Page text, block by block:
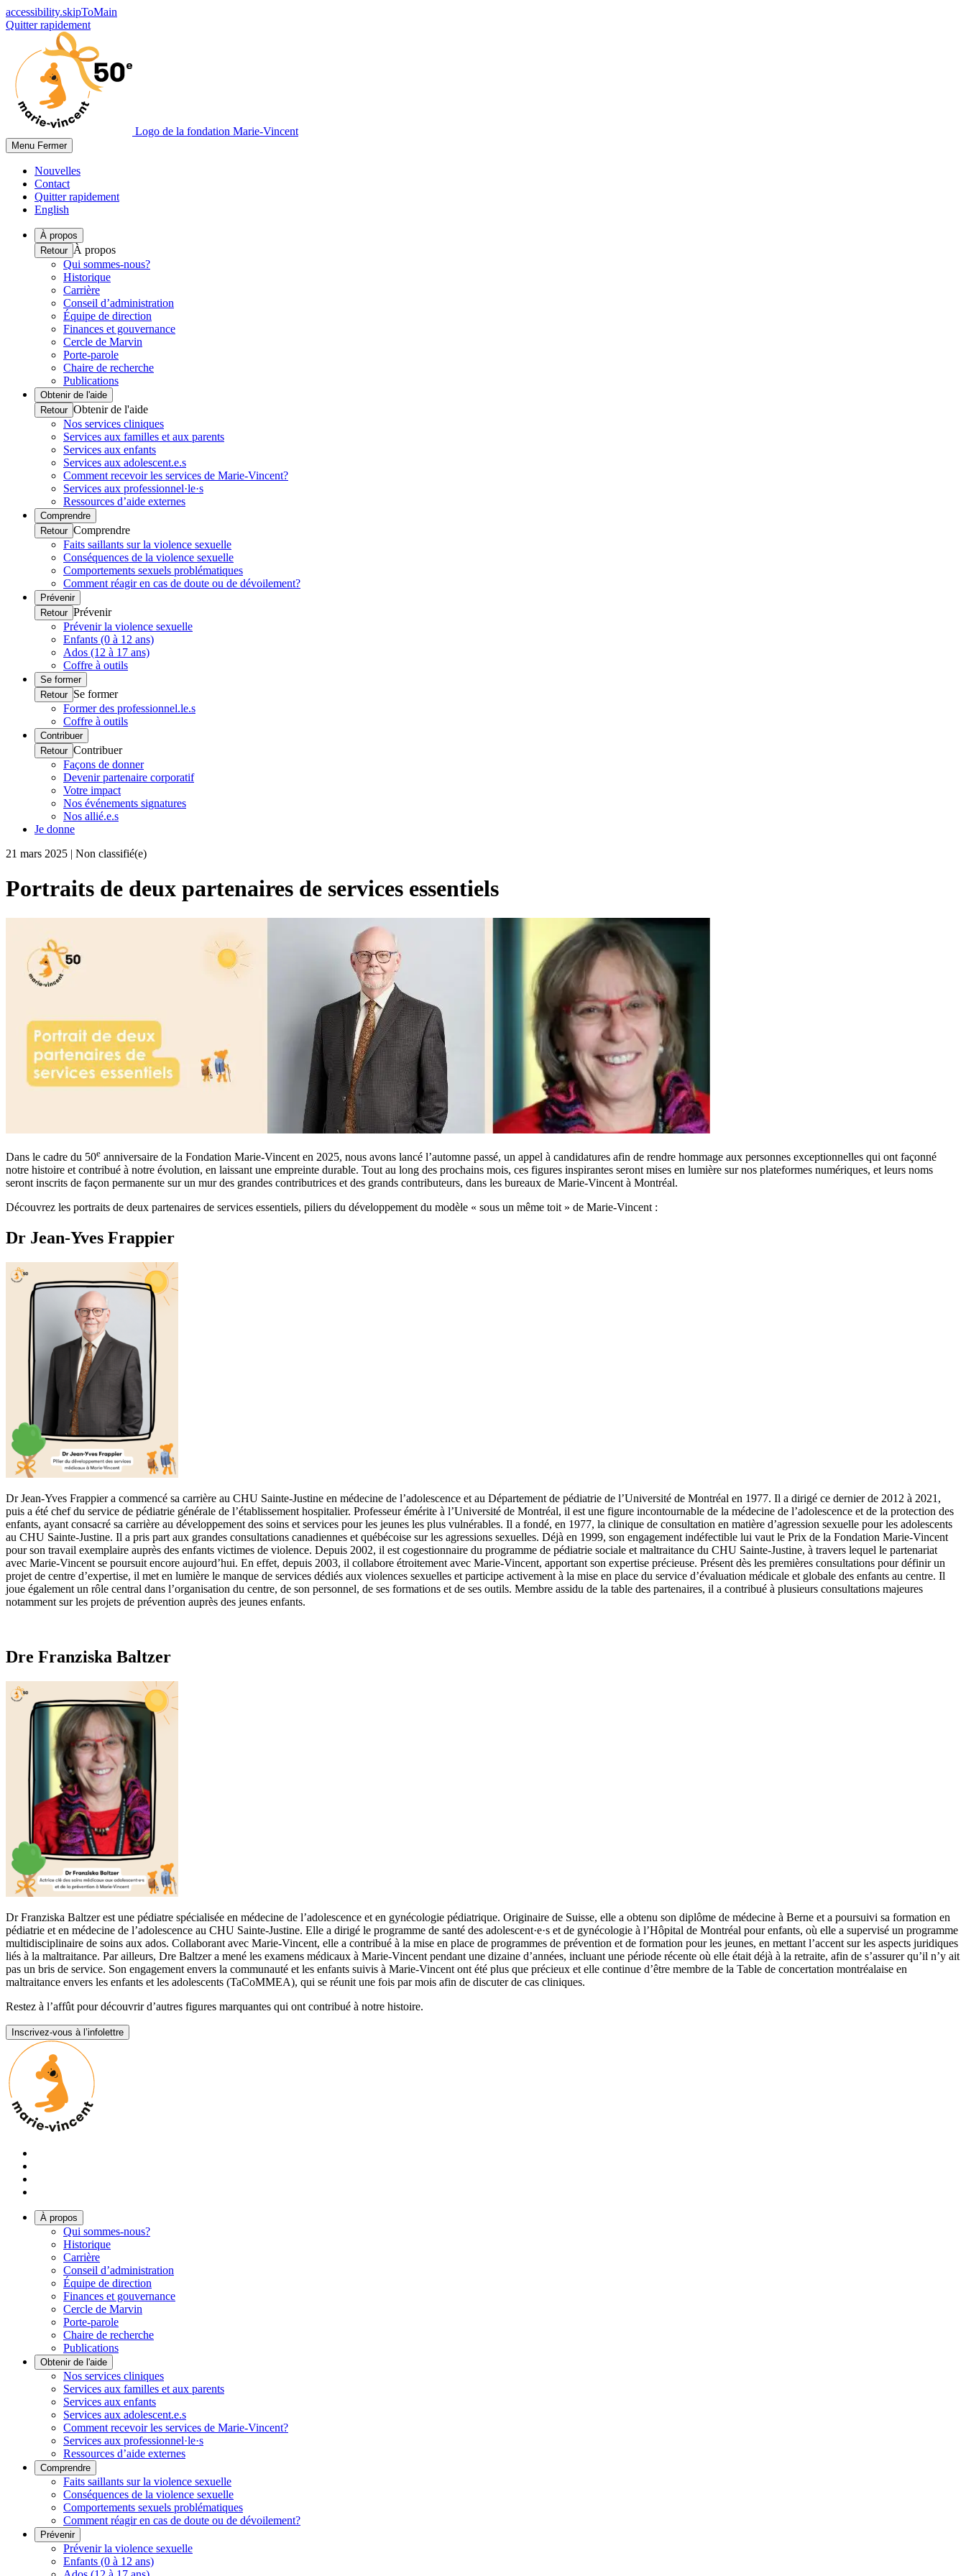
accessibility.skipToMain
Quitter rapidement
Logo de la fondation Marie-Vincent
Menu Fermer
Nouvelles
Contact
Quitter rapidement
English
À propos
Retour À propos
Qui sommes-nous?
Historique
Carrière
Conseil d’administration
Équipe de direction
Finances et gouvernance
Cercle de Marvin
Porte-parole
Chaire de recherche
Publications
Obtenir de l'aide
Retour Obtenir de l'aide
Nos services cliniques
Services aux familles et aux parents
Services aux enfants
Services aux adolescent.e.s
Comment recevoir les services de Marie-Vincent?
Services aux professionnel·le·s
Ressources d’aide externes
Comprendre
Retour Comprendre
Faits saillants sur la violence sexuelle
Conséquences de la violence sexuelle
Comportements sexuels problématiques
Comment réagir en cas de doute ou de dévoilement?
Prévenir
Retour Prévenir
Prévenir la violence sexuelle
Enfants (0 à 12 ans)
Ados (12 à 17 ans)
Coffre à outils
Se former
Retour Se former
Former des professionnel.le.s
Coffre à outils
Contribuer
Retour Contribuer
Façons de donner
Devenir partenaire corporatif
Votre impact
Nos événements signatures
Nos allié.e.s
Je donne
21 mars 2025 | Non classifié(e)
Portraits de deux partenaires de services essentiels
Dans le cadre du 50e anniversaire de la Fondation Marie-Vincent en 2025, nous avons lancé l’automne passé, un appel à candidatures afin de rendre hommage aux personnes exceptionnelles qui ont façonné
notre histoire et contribué à notre évolution, en laissant une empreinte durable. Tout au long des prochains mois, ces figures inspirantes seront mises en lumière sur nos plateformes numériques, et leurs noms
seront inscrits de façon permanente sur un mur des grandes contributrices et des grands contributeurs, dans les bureaux de Marie-Vincent à Montréal.
Découvrez les portraits de deux partenaires de services essentiels, piliers du développement du modèle « ​​sous un même toit ​​» de Marie-Vincent ​​:
Dr Jean-Yves Frappier
Dr Jean-Yves Frappier a commencé sa carrière au CHU Sainte-Justine en médecine de l’adolescence et au Département de pédiatrie de l’Université de Montréal en 1977. Il a dirigé ce dernier de 2012 à 2021,
puis a été chef du service de pédiatrie générale de l’établissement hospitalier. Professeur émérite à l’Université de Montréal, il est une figure incontournable de la médecine de l’adolescence et de la protection des
enfants, ayant consacré sa carrière au développement des soins et services pour les jeunes les plus vulnérables. Il a fondé, en 1977, la clinique de consultation en matière d’agression sexuelle pour les adolescents
au CHU Sainte-Justine. Il a pris part aux grandes consultations canadiennes et québécoise sur les agressions sexuelles. Déjà en 1999, son engagement indéfectible lui vaut le Prix de la Fondation Marie-Vincent
pour son travail exemplaire auprès des enfants victimes de violence. Depuis 2002, il est cogestionnaire du programme de pédiatrie sociale et maltraitance du CHU Sainte-Justine, à travers lequel le partenariat
avec Marie-Vincent se poursuit encore aujourd’hui. En effet, depuis 2003, il collabore étroitement avec Marie-Vincent, apportant son expertise précieuse. Présent dès les premières consultations pour définir un
projet de centre d’expertise, il met en lumière le manque de services dédiés aux violences sexuelles et participe activement à la mise en place du service d’évaluation médicale et globale des enfants au centre. Il
joue également un rôle central dans l’organisation du centre, de son personnel, de ses formations et de ses outils. Membre assidu de la table des partenaires, il a contribué à plusieurs consultations majeures
notamment sur les projets de prévention auprès des jeunes enfants.
Dre Franziska Baltzer
Dr Franziska Baltzer est une pédiatre spécialisée en médecine de l’adolescence et en gynécologie pédiatrique. Originaire de Suisse, elle a obtenu son diplôme de médecine à Berne et a poursuivi sa formation en
pédiatrie et en médecine de l’adolescence au CHU Sainte-Justine. Elle a dirigé le programme de santé des adolescent·e·s et de gynécologie à l’Hôpital de Montréal pour enfants, où elle a supervisé un programme
multidisciplinaire de soins aux ados. Collaborant avec Marie-Vincent, elle a contribué à la mise en place de programmes de prévention et de formation pour les jeunes, en mettant l’accent sur les aspects juridiques
liés à la maltraitance. Par ailleurs, Dre Baltzer a mené les examens médicaux à Marie-Vincent pendant une dizaine d’années, incluant une période récente où elle était déjà à la retraite, afin de s’assurer qu’il n’y ait
pas un bris de service. Son engagement envers la communauté et les enfants suivis à Marie-Vincent ont été plus que précieux et elle continue d’être membre de la Table de concertation montréalaise en
maltraitance envers les enfants et les adolescents (TaCoMMEA), qui se réunit une fois par mois afin de discuter de cas cliniques.
Restez à l’affût pour découvrir d’autres figures marquantes qui ont contribué à notre histoire.
Inscrivez-vous à l’infolettre
À propos
Qui sommes-nous?
Historique
Carrière
Conseil d’administration
Équipe de direction
Finances et gouvernance
Cercle de Marvin
Porte-parole
Chaire de recherche
Publications
Obtenir de l'aide
Nos services cliniques
Services aux familles et aux parents
Services aux enfants
Services aux adolescent.e.s
Comment recevoir les services de Marie-Vincent?
Services aux professionnel·le·s
Ressources d’aide externes
Comprendre
Faits saillants sur la violence sexuelle
Conséquences de la violence sexuelle
Comportements sexuels problématiques
Comment réagir en cas de doute ou de dévoilement?
Prévenir
Prévenir la violence sexuelle
Enfants (0 à 12 ans)